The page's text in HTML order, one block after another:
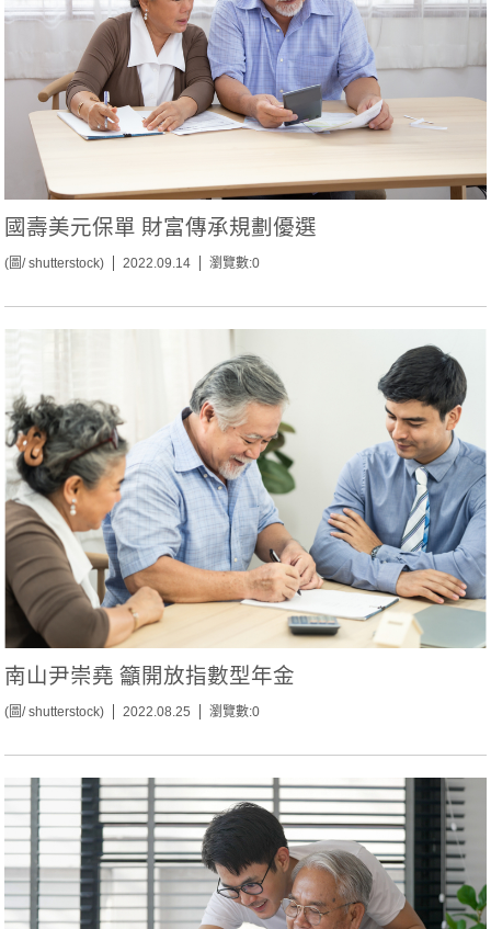
國壽美元保單 財富傳承規劃優選
(圖/ shutterstock) 2022.09.14 瀏覽數:0
南山尹崇堯 籲開放指數型年金
(圖/ shutterstock) 2022.08.25 瀏覽數:0